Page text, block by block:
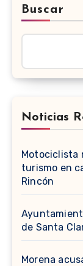
Buscar
Noticias
Motociclista
turismo en
Rincón
de Santa
Morena